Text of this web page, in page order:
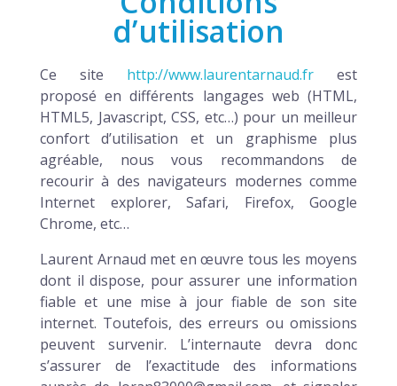
d’utilisation
Ce site http://www.laurentarnaud.fr est
proposé en différents langages web (HTML,
HTML5, Javascript, CSS, etc…) pour un meilleur
confort d’utilisation et un graphisme plus
agréable, nous vous recommandons de
recourir à des navigateurs modernes comme
Internet explorer, Safari, Firefox, Google
Chrome, etc…
Laurent Arnaud met en œuvre tous les moyens
dont il dispose, pour assurer une information
fiable et une mise à jour fiable de son site
internet. Toutefois, des erreurs ou omissions
peuvent survenir. L’internaute devra donc
s’assurer de l’exactitude des informations